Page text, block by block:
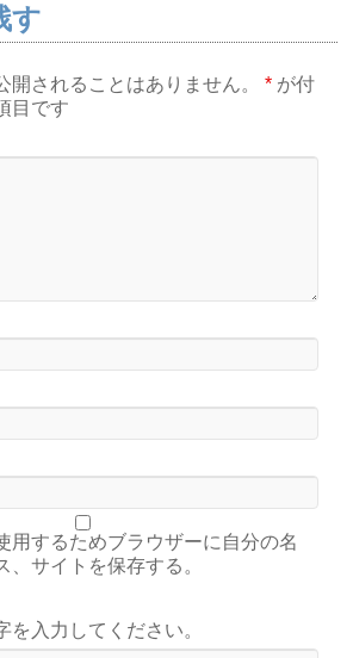
す
開されることはありません。 * が付
目です
用するためブラウザーに自分の名
、サイトを保存する。
を入力してください。